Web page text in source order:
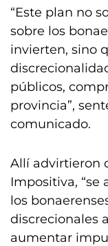
“Este plan no
sobre los
invierten, sino
públicos,
provincia”,
comunicado.
Allí advirtieron
Impositiva, “se
los
discrecionales
aumentar